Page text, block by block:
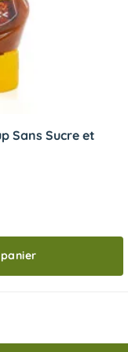
Sans Sucre et